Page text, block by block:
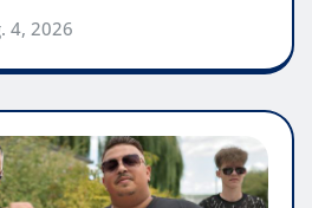
4, 2026